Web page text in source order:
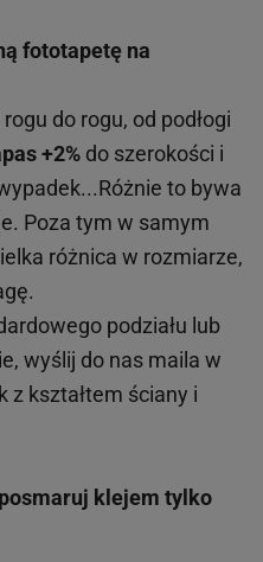
fototapetę na
do rogu, od podłogi
+2% do szerokości i
to bywa
Poza tym w samym
różnica w rozmiarze,
podziału lub
wyślij do nas maila w
z kształtem ściany i
klejem tylko